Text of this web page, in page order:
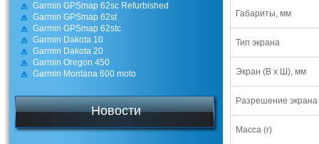
Garmin GPSmap 62sc Refurbished
Garmin GPSmap 62st
Garmin GPSmap 62stc
Garmin Dakota 10
Garmin Dakota 20
Garmin Oregon 450
Garmin Montana 600 moto
Новости
Габариты, мм
Тип экрана
Экран (В х Ш), мм
Разрешение экрана
Масса (г)